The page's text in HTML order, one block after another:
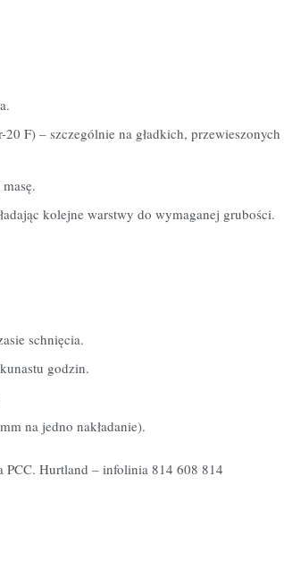
F) – szczególnie na gładkich,
kolejne warstwy do wymaganej grubości.
schnięcia.
godzin.
na jedno nakładanie).
PCC. Hurtland – infolinia 814 608 814